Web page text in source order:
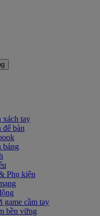
xách tay
bàn
bảng
Phụ kiện
game cầm tay
bền vững